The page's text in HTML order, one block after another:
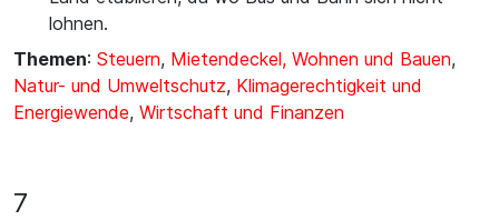
lohnen.
Themen: Steuern, Mietendeckel, Wohnen und Bauen,
Natur- und Umweltschutz, Klimagerechtigkeit und
Energiewende, Wirtschaft und Finanzen
7